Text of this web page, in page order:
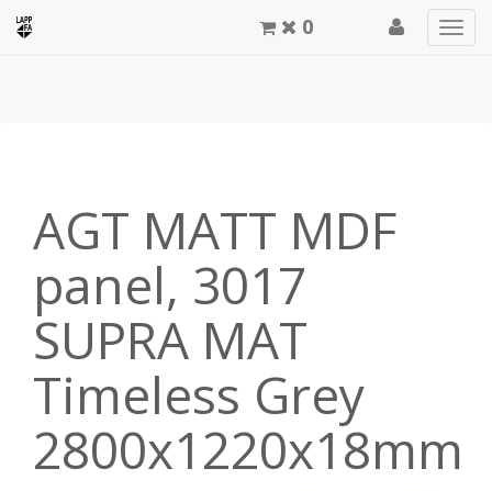
0
AGT MATT MDF
panel, 3017
SUPRA MAT
Timeless Grey
2800x1220x18mm